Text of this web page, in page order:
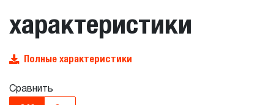
характеристики
Полные характеристики
Сравнить